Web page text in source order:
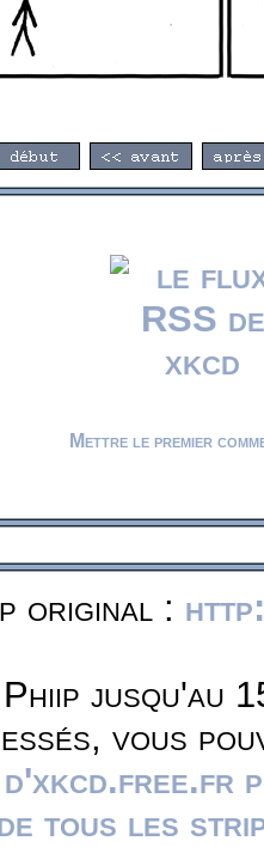
Mettre le premier
original :
jusqu'au
vous
d'xkcd.free.fr
tous les